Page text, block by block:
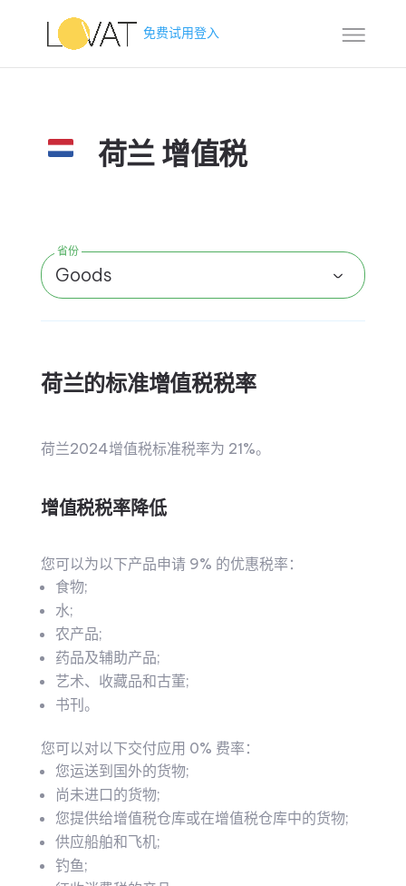
免费试用登入
荷兰 增值税
省份
Goods
荷兰的标准增值税税率
荷兰2024增值税标准税率为 21%。
增值税税率降低
您可以为以下产品申请 9% 的优惠税率：
食物;
水;
农产品;
药品及辅助产品;
艺术、收藏品和古董;
书刊。
您可以对以下交付应用 0% 费率：
您运送到国外的货物;
尚未进口的货物;
您提供给增值税仓库或在增值税仓库中的货物;
供应船舶和飞机;
钓鱼;